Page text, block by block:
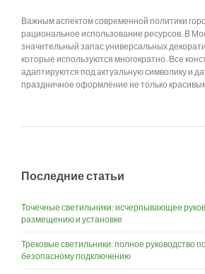
Важным аспектом современной политики
рациональное использование ресурсов. В
значительный запас универсальных
которые используются многократно. Все
адаптируются под актуальную символику и
праздничное оформление не только
Последние статьи
Точечные светильники: исчерпывающее
размещению и установке
Трековые светильники: полное руководство
безопасному подключению